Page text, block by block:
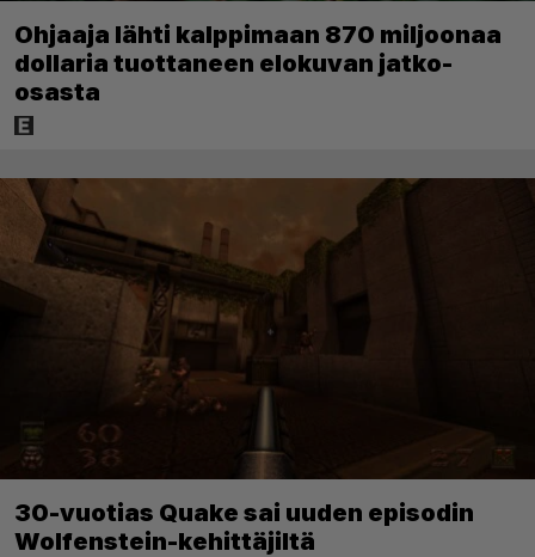
Ohjaaja lähti kalppimaan 870 miljoonaa
dollaria tuottaneen elokuvan jatko-
osasta
30-vuotias Quake sai uuden episodin
Wolfenstein-kehittäjiltä